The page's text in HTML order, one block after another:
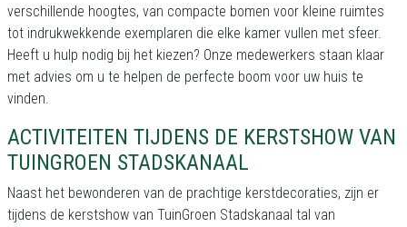
verschillende hoogtes, van compacte bomen voor kleine ruimtes
tot indrukwekkende exemplaren die elke kamer vullen met sfeer.
Heeft u hulp nodig bij het kiezen? Onze medewerkers staan klaar
met advies om u te helpen de perfecte boom voor uw huis te
vinden.
ACTIVITEITEN TIJDENS DE KERSTSHOW VAN
TUINGROEN STADSKANAAL
Naast het bewonderen van de prachtige kerstdecoraties, zijn er
tijdens de kerstshow van TuinGroen Stadskanaal tal van